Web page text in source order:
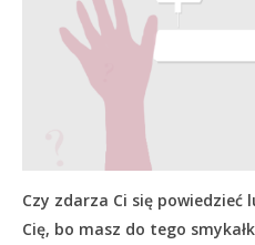
Czy zdarza Ci się powiedzieć
Cię, bo masz do tego